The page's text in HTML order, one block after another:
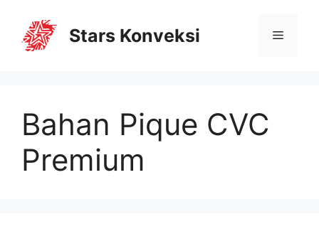
Stars Konveksi
Bahan Pique CVC
Premium